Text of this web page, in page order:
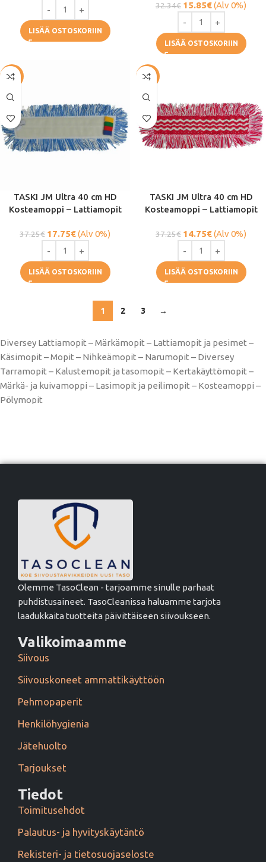
LISÄÄ OSTOSKORIIN
32.34€ 15.85€(Alv 0%)
LISÄÄ OSTOSKORIIN
-52%
TASKI JM Ultra 40 cm HD
Kosteamoppi – Lattiamopit
37.25€ 17.75€(Alv 0%)
LISÄÄ OSTOSKORIIN
-60%
TASKI JM Ultra 40 cm HD
Kosteamoppi – Lattiamopit
37.25€ 14.75€(Alv 0%)
LISÄÄ OSTOSKORIIN
1 2 3 →
Diversey Lattiamopit – Märkämopit – Lattiamopit ja pesimet –
Käsimopit – Mopit – Nihkeämopit – Narumopit – Diversey
Tarramopit – Kalustemopit ja tasomopit – Kertakäyttömopit –
Märkä- ja kuivamoppi – Lasimopit ja peilimopit – Kosteamoppi –
Pölymopit
Olemme TasoClean - tarjoamme sinulle parhaat
puhdistusaineet. TasoCleanissa haluamme tarjota
laadukkaita tuotteita päivittäiseen siivoukseen.
Valikoimaamme
Siivous
Siivouskoneet ammattikäyttöön
Pehmopaperit
Henkilöhygienia
Jätehuolto
Tarjoukset
Tiedot
Toimitusehdot
Palautus- ja hyvityskäytäntö
Rekisteri- ja tietosuojaseloste